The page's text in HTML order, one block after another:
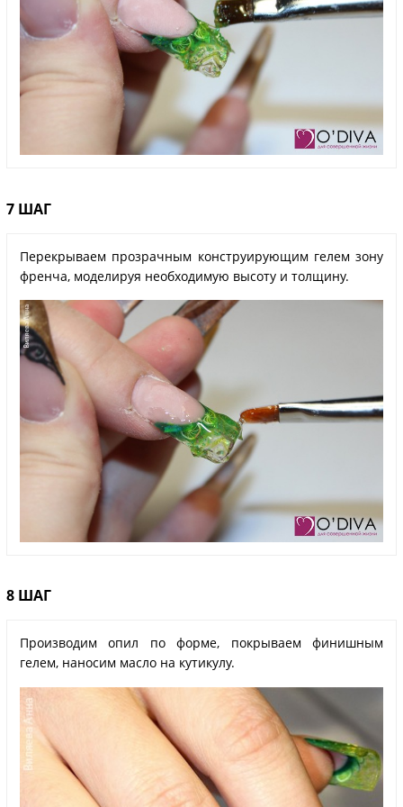
7 ШАГ
Перекрываем прозрачным конструирующим гелем зону
френча, моделируя необходимую высоту и толщину.
8 ШАГ
Производим опил по форме, покрываем финишным
гелем, наносим масло на кутикулу.